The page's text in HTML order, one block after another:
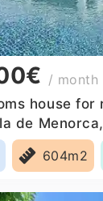
/ month
house for
de
604m2